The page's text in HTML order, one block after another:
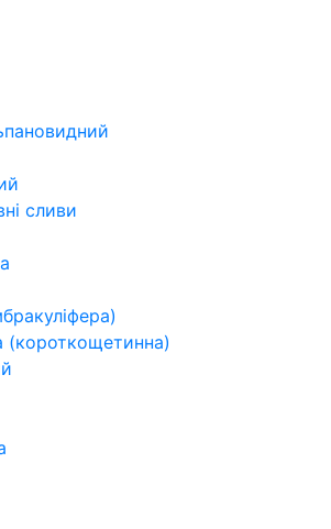
сливи
(короткощетинна)